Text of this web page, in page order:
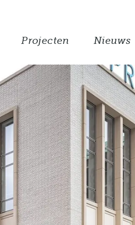
Projecten Nieuws